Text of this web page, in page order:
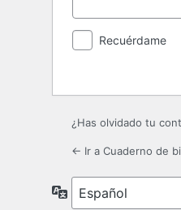
Recuérdame
¿Has olvidado tu
← Ir a Cuaderno de
Idioma